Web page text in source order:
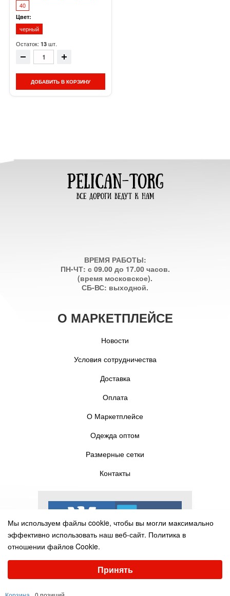
40
Цвет:
черный
Остаток: 13 шт.
ДОБАВИТЬ В КОРЗИНУ
ВРЕМЯ РАБОТЫ:
ПН-ЧТ: с 09.00 до 17.00 часов.
(время московское).
СБ-ВС: выходной.
О МАРКЕТПЛЕЙСЕ
Новости
Условия сотрудничества
Доставка
Оплата
О Маркетплейсе
Одежда оптом
Размерные сетки
Контакты
Мы используем файлы cookie, чтобы вы могли максимально
эффективно использовать наш веб-сайт. Политика в
отношении файлов Cookie.
Принять